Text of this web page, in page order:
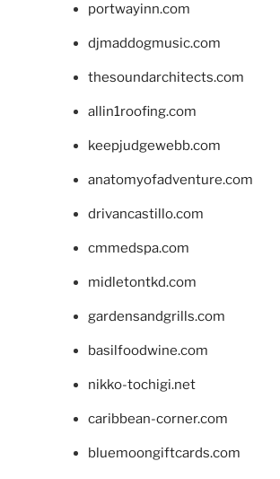
portwayinn.com
djmaddogmusic.com
thesoundarchitects.com
allin1roofing.com
keepjudgewebb.com
anatomyofadventure.com
drivancastillo.com
cmmedspa.com
midletontkd.com
gardensandgrills.com
basilfoodwine.com
nikko-tochigi.net
caribbean-corner.com
bluemoongiftcards.com